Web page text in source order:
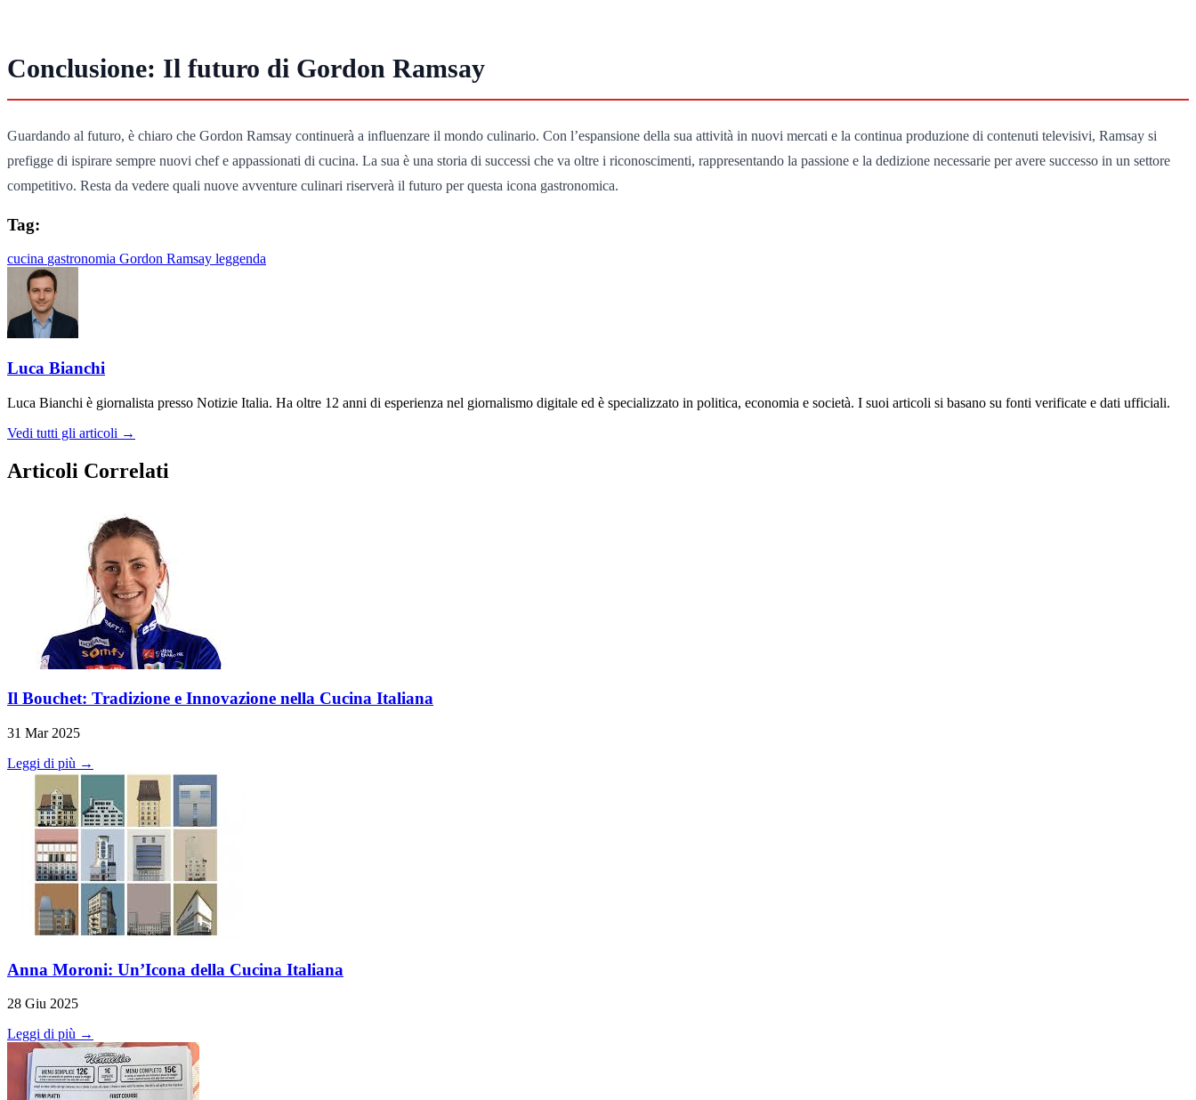
Conclusione: Il futuro di Gordon Ramsay
Guardando al futuro, è chiaro che Gordon Ramsay continuerà a influenzare il mondo culinario. Con l’espansione della sua attività in nuovi mercati e la continua produzione di contenuti televisivi, Ramsay si
prefigge di ispirare sempre nuovi chef e appassionati di cucina. La sua è una storia di successi che va oltre i riconoscimenti, rappresentando la passione e la dedizione necessarie per avere successo in un settore
competitivo. Resta da vedere quali nuove avventure culinari riserverà il futuro per questa icona gastronomica.
Tag:
cucina gastronomia Gordon Ramsay leggenda
Luca Bianchi
Luca Bianchi è giornalista presso Notizie Italia. Ha oltre 12 anni di esperienza nel giornalismo digitale ed è specializzato in politica, economia e società. I suoi articoli si basano su fonti verificate e dati ufficiali.
Vedi tutti gli articoli →
Articoli Correlati
Il Bouchet: Tradizione e Innovazione nella Cucina Italiana
31 Mar 2025
Leggi di più →
Anna Moroni: Un’Icona della Cucina Italiana
28 Giu 2025
Leggi di più →